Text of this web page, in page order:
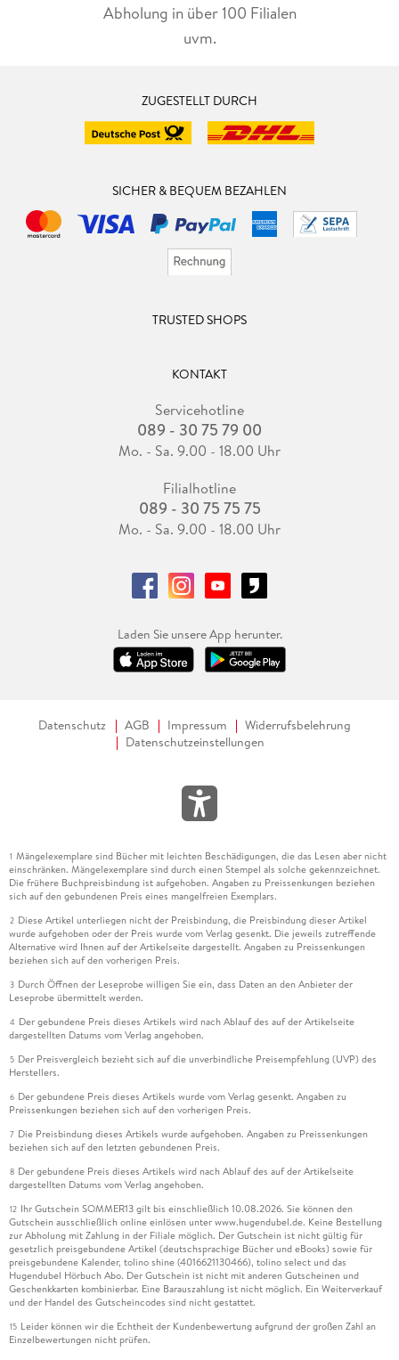
Abholung in über 100 Filialen
uvm.
ZUGESTELLT DURCH
SICHER & BEQUEM BEZAHLEN
TRUSTED SHOPS
KONTAKT
Servicehotline
089 - 30 75 79 00
Mo. - Sa. 9.00 - 18.00 Uhr
Filialhotline
089 - 30 75 75 75
Mo. - Sa. 9.00 - 18.00 Uhr
Laden Sie unsere App herunter.
Datenschutz AGB Impressum
Widerrufsbelehrung
Datenschutzeinstellungen
1 Mängelexemplare sind Bücher mit leichten Beschädigungen, die das Lesen aber nicht
einschränken. Mängelexemplare sind durch einen Stempel als solche gekennzeichnet.
Die frühere Buchpreisbindung ist aufgehoben. Angaben zu Preissenkungen beziehen
sich auf den gebundenen Preis eines mangelfreien Exemplars.
2 Diese Artikel unterliegen nicht der Preisbindung, die Preisbindung dieser Artikel
wurde aufgehoben oder der Preis wurde vom Verlag gesenkt. Die jeweils zutreffende
Alternative wird Ihnen auf der Artikelseite dargestellt. Angaben zu Preissenkungen
beziehen sich auf den vorherigen Preis.
3 Durch Öffnen der Leseprobe willigen Sie ein, dass Daten an den Anbieter der
Leseprobe übermittelt werden.
4 Der gebundene Preis dieses Artikels wird nach Ablauf des auf der Artikelseite
dargestellten Datums vom Verlag angehoben.
5 Der Preisvergleich bezieht sich auf die unverbindliche Preisempfehlung (UVP) des
Herstellers.
6 Der gebundene Preis dieses Artikels wurde vom Verlag gesenkt. Angaben zu
Preissenkungen beziehen sich auf den vorherigen Preis.
7 Die Preisbindung dieses Artikels wurde aufgehoben. Angaben zu Preissenkungen
beziehen sich auf den letzten gebundenen Preis.
8 Der gebundene Preis dieses Artikels wird nach Ablauf des auf der Artikelseite
dargestellten Datums vom Verlag angehoben.
12 Ihr Gutschein SOMMER13 gilt bis einschließlich 10.08.2026. Sie können den
Gutschein ausschließlich online einlösen unter www.hugendubel.de. Keine Bestellung
zur Abholung mit Zahlung in der Filiale möglich. Der Gutschein ist nicht gültig für
gesetzlich preisgebundene Artikel (deutschsprachige Bücher und eBooks) sowie für
preisgebundene Kalender, tolino shine (4016621130466), tolino select und das
Hugendubel Hörbuch Abo. Der Gutschein ist nicht mit anderen Gutscheinen und
Geschenkkarten kombinierbar. Eine Barauszahlung ist nicht möglich. Ein Weiterverkauf
und der Handel des Gutscheincodes sind nicht gestattet.
15 Leider können wir die Echtheit der Kundenbewertung aufgrund der großen Zahl an
Einzelbewertungen nicht prüfen.